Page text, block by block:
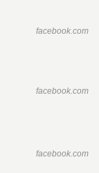
facebook.com
facebook.com
facebook.com